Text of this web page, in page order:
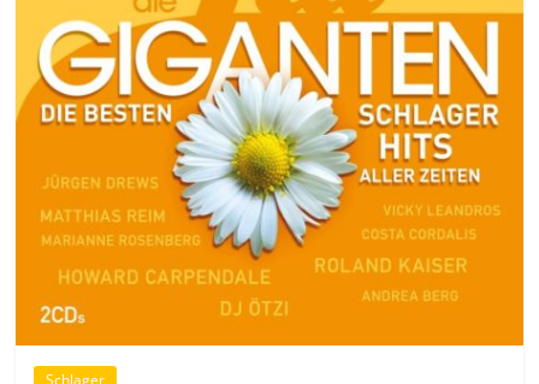
Schlager